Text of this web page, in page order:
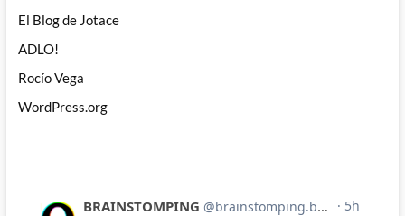
El Blog de Jotace
ADLO!
Rocío Vega
WordPress.org